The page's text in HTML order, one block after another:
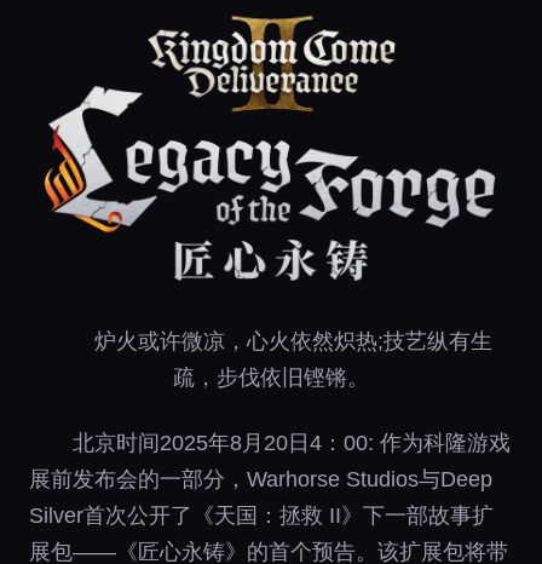
炉火或许微凉，心火依然炽热;技艺纵有生
疏，步伐依旧铿锵。
北京时间2025年8月20日4：00: 作为科隆游戏
展前发布会的一部分，Warhorse Studios与Deep
Silver首次公开了《天国：拯救 II》下一部故事扩
展包——《匠心永铸》的首个预告。该扩展包将带